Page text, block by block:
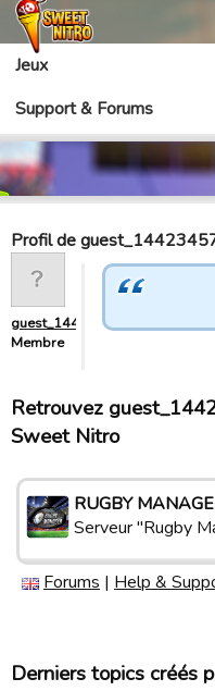
Jeux
Support & Forums
Profil de
guest_1442345738046
Membre
Retrouvez
Sweet Nitro
RUGBY
Serveur "Rugby
Forums | Help &
Derniers topics créés